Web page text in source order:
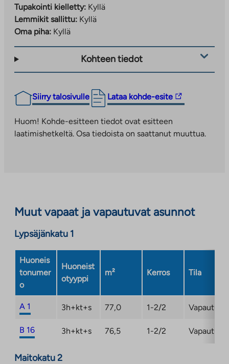
Tupakointi kielletty: Kyllä
Lemmikit sallittu: Kyllä
Oma piha: Kyllä
Kohteen tiedot
Siirry talosivulle Lataa kohde-esite
Linkki
vie
ulkopuoliseen
palveluun.
Huom! Kohde-esitteen tiedot ovat esitteen
laatimishetkeltä. Osa tiedoista on saattanut muuttua.
Muut vapaat ja vapautuvat asunnot
Lypsäjänkatu 1
Huoneis
tonumer
o
Huoneist
otyyppi
m² Kerros Tila
A 1 3h+kt+s 77,0 1-2/2
B 16 3h+kt+s 76,5 1-2/2
Maitokatu 2